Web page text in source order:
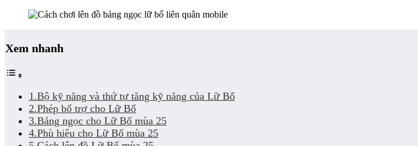
Xem nhanh
1.Bộ kỹ năng và thứ tự tăng kỹ năng của Lữ Bố
2.Phép bổ trợ cho Lữ Bố
3.Bảng ngọc cho Lữ Bố mùa 25
4.Phù hiệu cho Lữ Bố mùa 25